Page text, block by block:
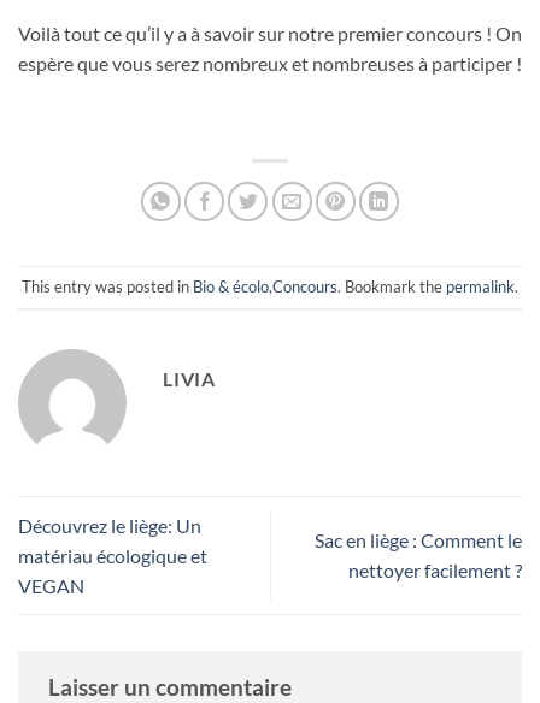
Voilà tout ce qu’il y a à savoir sur notre premier concours ! On
espère que vous serez nombreux et nombreuses à participer !
This entry was posted in Bio & écolo,Concours. Bookmark the permalink.
LIVIA
Découvrez le liège: Un
matériau écologique et
VEGAN
Sac en liège : Comment le
nettoyer facilement ?
Laisser un commentaire